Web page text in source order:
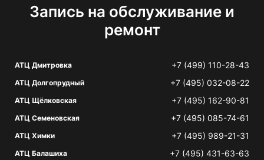
Запись на обслуживание и
ремонт
АТЦ Дмитровка +7 (499) 110-28-43
АТЦ Долгопрудный +7 (495) 032-08-22
АТЦ Щёлковская +7 (495) 162-90-81
АТЦ Семеновская +7 (495) 085-74-61
АТЦ Химки +7 (495) 989-21-31
АТЦ Балашиха +7 (495) 431-63-63